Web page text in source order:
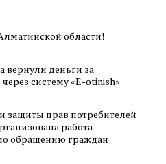
области!
деньги за
систему «E-otinish»
защиты прав потребителей
работа
обращению граждан